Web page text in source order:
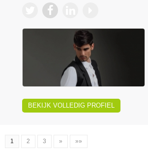
BEKIJK VOLLEDIG PROFIEL
1 2 3 » »»